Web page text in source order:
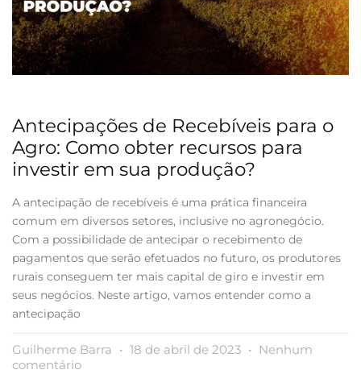
Antecipações de Recebíveis para o
Agro: Como obter recursos para
investir em sua produção?
A antecipação de recebíveis é uma prática financeira
comum em diversos setores, inclusive no agronegócio.
Com a possibilidade de antecipar o recebimento de
pagamentos que serão efetuados no futuro, os produtores
rurais conseguem ter mais capital de giro e investir em
seus negócios. Neste artigo, vamos entender como a
antecipação
Guilherme Barra 18 de abril de 2023
Nenhum
comentário